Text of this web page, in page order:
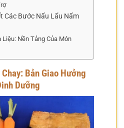
Các Bước Nấu Lẩu Nấm
Liệu: Nền Tảng Của Món
Bản Giao Hưởng
Dưỡng